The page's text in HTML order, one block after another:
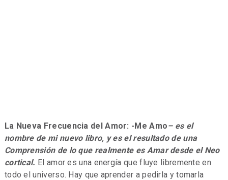
La Nueva Frecuencia del Amor: -Me Amo– es el
nombre de mi nuevo libro, y es el resultado de una
Comprensión de lo que realmente es Amar desde el Neo
cortical. El amor es una energía que fluye libremente en
todo el universo. Hay que aprender a pedirla y tomarla